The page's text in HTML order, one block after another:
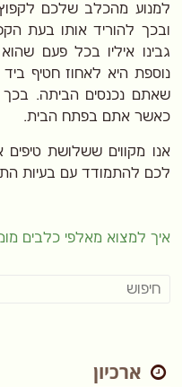
למנוע מהכלב שלכם
ובכך להוריד אותו בעת
גבינו איליו בכל פעם
נוספת היא לאחוז חטיף
שאתם נכנסים הביתה.
כאשר אתם בפתח הבית.
אנו מקווים ששלושת טיפים
לכם להתמודד עם בעיות
איך למצוא מאלפי כלבים
ארכיון